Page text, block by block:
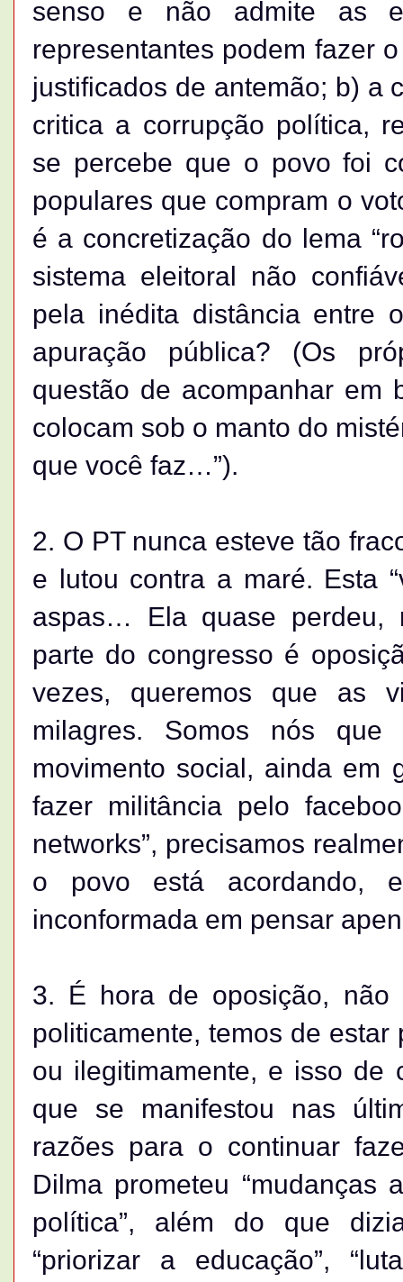
senso e não admite as
representantes podem fazer
justificados de antemão; b) a
critica a corrupção política,
se percebe que o povo foi
populares que compram o
é a concretização do lema
sistema eleitoral não
pela inédita distância entre
apuração pública? (Os
questão de acompanhar em
colocam sob o manto do
que você faz…”).
2. O PT nunca esteve tão
e lutou contra a maré. Esta
aspas… Ela quase perdeu,
parte do congresso é
vezes, queremos que as
milagres. Somos nós que
movimento social, ainda em
fazer militância pelo
networks”, precisamos
o povo está acordando,
inconformada em pensar
3. É hora de oposição, não
politicamente, temos de
ou ilegitimamente, e isso de
que se manifestou nas
razões para o continuar
Dilma prometeu “mudanças
política”, além do que
“priorizar a educação”,